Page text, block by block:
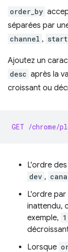
order_by
séparées par
channel ,
Ajoutez un
desc après la
croissant ou
GET /chrome/
L'ordre
dev ,
L'ordre par
inattendu,
exemple,
Lorsque